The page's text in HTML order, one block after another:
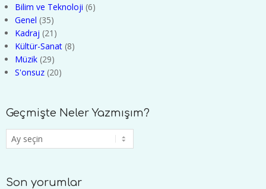
Bilim ve Teknoloji (6)
Genel (35)
Kadraj (21)
Kültür-Sanat (8)
Müzik (29)
S'onsuz (20)
Geçmişte Neler Yazmışım?
Geçmişte
Neler
Son yorumlar